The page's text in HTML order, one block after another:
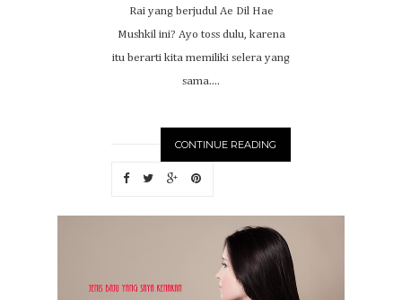
Rai yang berjudul Ae Dil Hae
Mushkil ini? Ayo toss dulu, karena
itu berarti kita memiliki selera yang
sama....
CONTINUE READING